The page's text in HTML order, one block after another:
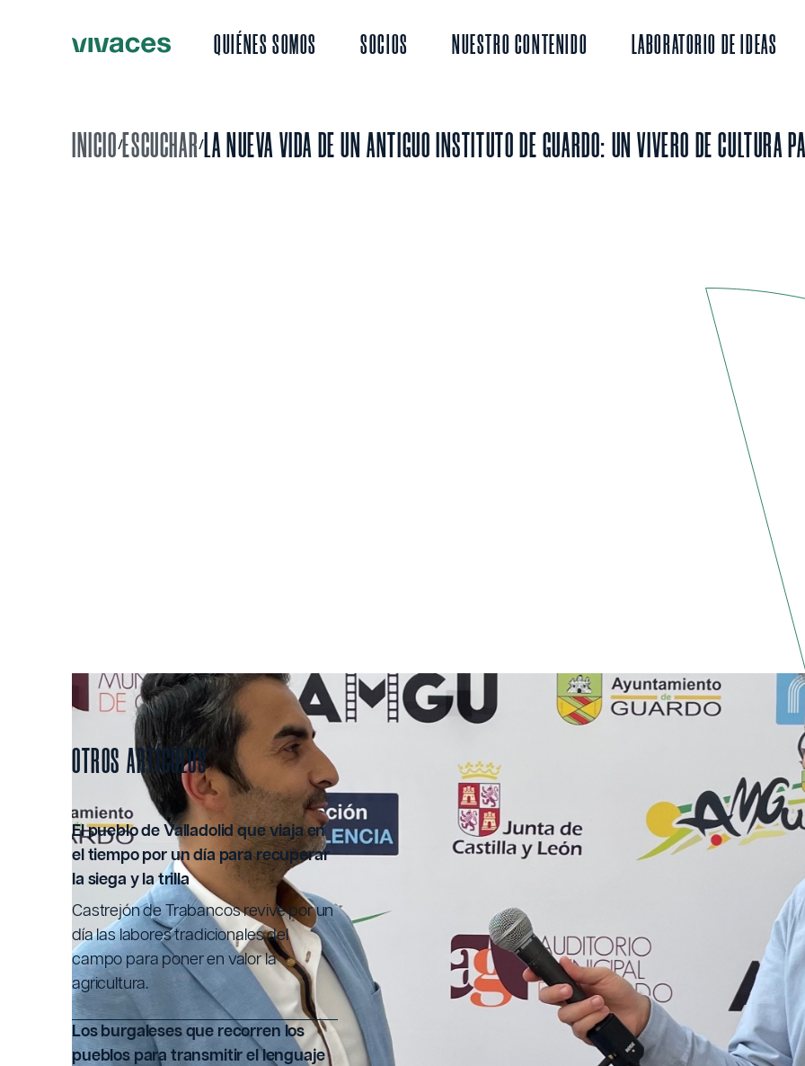
QUIÉNES SOMOS SOCIOS NUESTRO CONTENIDO LABORATORIO DE IDEAS
INICIO/ESCUCHAR/ LA NUEVA VIDA DE UN ANTIGUO INSTITUTO DE GUARDO: UN VIVERO DE CULTURA
OTROS ARTÍCULOS
El pueblo de Valladolid que viaja en
el tiempo por un día para recuperar
la siega y la trilla
Castrejón de Trabancos revive por un
día las labores tradicionales del
campo para poner en valor la
agricultura.
Los burgaleses que recorren los
pueblos para transmitir el lenguaje
LA NUEVA VIDA DE UN ANTIGUO
CULTURA PARA TODA LA MONTAÑA
Escrito por:
Fecha de Publicación: 9/5/2023